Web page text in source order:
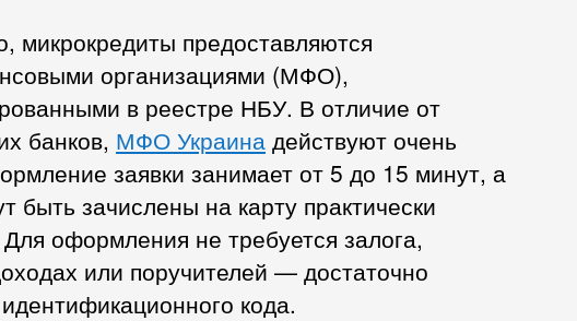
микрокредиты предоставляются
организациями (МФО),
в реестре НБУ. В отличие от
банков, МФО Украина действуют очень
заявки занимает от 5 до 15 минут, а
быть зачислены на карту практически
оформления не требуется залога,
или поручителей — достаточно
кода.